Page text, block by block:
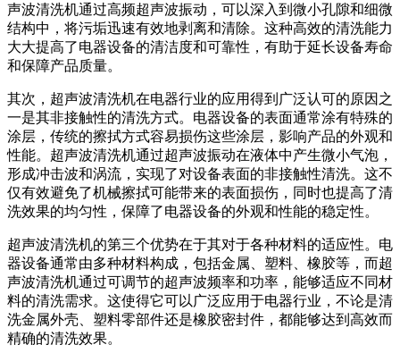
声波清洗机通过高频超声波振动，可以深入到微小孔隙和细微
结构中，将污垢迅速有效地剥离和清除。这种高效的清洗能力
大大提高了电器设备的清洁度和可靠性，有助于延长设备寿命
和保障产品质量。
其次，超声波清洗机在电器行业的应用得到广泛认可的原因之
一是其非接触性的清洗方式。电器设备的表面通常涂有特殊的
涂层，传统的擦拭方式容易损伤这些涂层，影响产品的外观和
性能。超声波清洗机通过超声波振动在液体中产生微小气泡，
形成冲击波和涡流，实现了对设备表面的非接触性清洗。这不
仅有效避免了机械擦拭可能带来的表面损伤，同时也提高了清
洗效果的均匀性，保障了电器设备的外观和性能的稳定性。
超声波清洗机的第三个优势在于其对于各种材料的适应性。电
器设备通常由多种材料构成，包括金属、塑料、橡胶等，而超
声波清洗机通过可调节的超声波频率和功率，能够适应不同材
料的清洗需求。这使得它可以广泛应用于电器行业，不论是清
洗金属外壳、塑料零部件还是橡胶密封件，都能够达到高效而
精确的清洗效果。